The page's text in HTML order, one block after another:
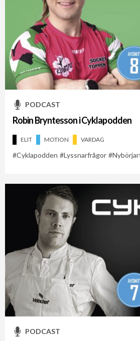
PODCAST
Robin Bryntesson i Cyklapodden
ELIT MOTION VARDAG
Cyklapodden Lyssnarfrågor
PODCAST